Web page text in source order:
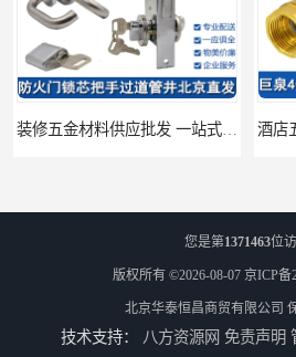
您是第1371463位
版权所有 ©2026-08-07 京ICP备
北京华泰恒昌商贸有限公司
技术支持： 八方资源网 免责声明